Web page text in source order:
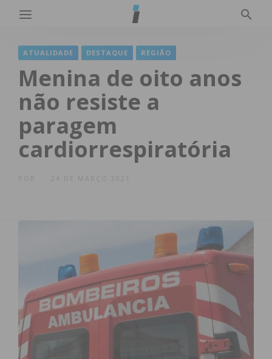
ATUALIDADE DESTAQUE REGIÃO
Menina de oito anos
não resiste a
paragem
cardiorrespiratória
24 DE MARÇO 2021